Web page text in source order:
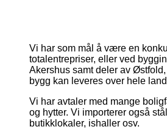
Vi har som mål å være en
totalentrepriser, eller ved
Akershus samt deler av
bygg kan leveres over hele
Vi har avtaler med mange
og hytter. Vi importerer også
butikklokaler, ishaller osv.